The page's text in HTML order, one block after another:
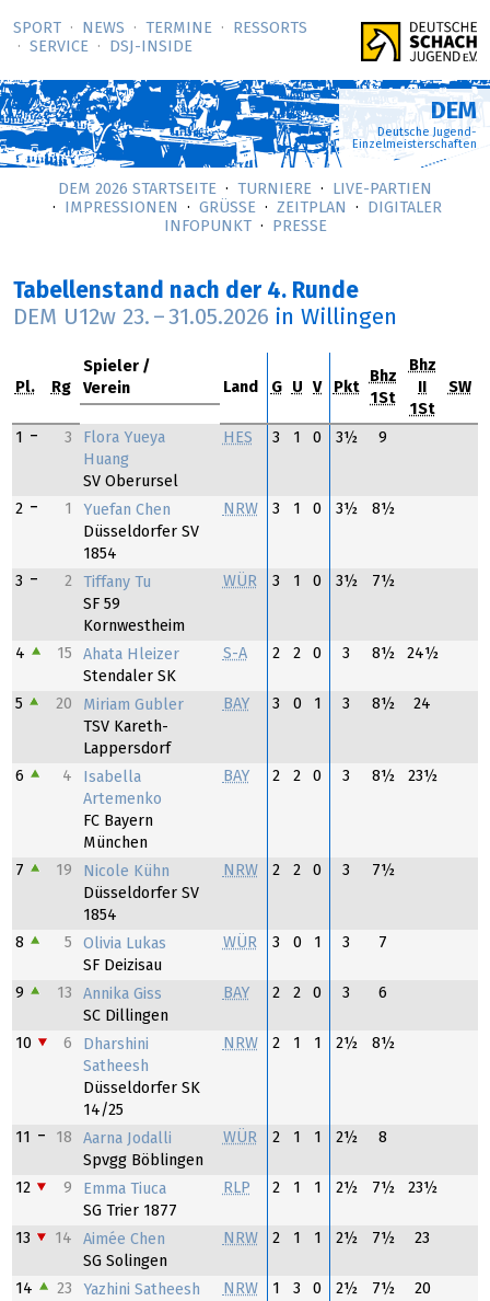
SPORT NEWS TERMINE
RESSORTS
SERVICE
DSJ-­INSIDE
DEM
Deutsche Jugend-
Einzelmeisterschaften
DEM 2026 STARTSEITE TURNIERE
LIVE-PARTIEN
IMPRESSIONEN
GRÜSSE ZEITPLAN
DIGITALER
INFOPUNKT
PRESSE
Tabellenstand nach der 4. Runde
DEM U12w 23. – 31.05.2026 in Willingen
Pl. Rg
Spieler
Verein
Land G U V Pkt
Bhz
1St
Bhz
1St
SW
1 3
Flora Yueya
Huang
SV Oberursel
HES 3 1 0 3½ 9
2 1
Yuefan Chen
Düsseldorfer SV
1854
NRW 3 1 0 3½ 8½
3 2
Tiffany Tu
SF 59
Kornwestheim
WÜR 3 1 0 3½ 7½
4 15
Ahata Hleizer
Stendaler SK
S-A 2 2 0 3 8½ 24½
5 20
Miriam Gubler
TSV Kareth-
Lappersdorf
BAY 3 0 1 3 8½ 24
6 4
Isabella
Artemenko
FC Bayern
München
BAY 2 2 0 3 8½ 23½
7 19
Nicole Kühn
Düsseldorfer SV
1854
NRW 2 2 0 3 7½
8 5
Olivia Lukas
SF Deizisau
WÜR 3 0 1 3 7
9 13
Annika Giss
SC Dillingen
BAY 2 2 0 3 6
10 6
Dharshini
Satheesh
Düsseldorfer SK
14/25
NRW 2 1 1 2½ 8½
11 18
Aarna Jodalli
Spvgg Böblingen
WÜR 2 1 1 2½ 8
12 9
Emma Tiuca
SG Trier 1877
RLP 2 1 1 2½ 7½ 23½
13 14
Aimée Chen
SG Solingen
NRW 2 1 1 2½ 7½ 23
14 23
Yazhini Satheesh
NRW 1 3 0 2½ 7½ 20